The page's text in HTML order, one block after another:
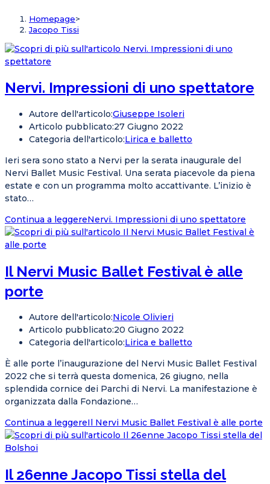
Homepage>
Jacopo Tissi
Nervi. Impressioni di uno spettatore
Autore dell'articolo:Giuseppe Isoleri
Articolo pubblicato:27 Giugno 2022
Categoria dell'articolo:Lirica e balletto
Ieri sera sono stato a Nervi per la serata inaugurale del
Nervi Ballet Music Festival. Una serata piacevole da piena
estate e con un programma molto accattivante. L’inizio è
stato…
Continua a leggereNervi. Impressioni di uno spettatore
Il Nervi Music Ballet Festival è alle
porte
Autore dell'articolo:Nicole Olivieri
Articolo pubblicato:20 Giugno 2022
Categoria dell'articolo:Lirica e balletto
È alle porte l’inaugurazione del Nervi Music Ballet Festival
2022 che si terrà questa domenica, 26 giugno, nella
splendida cornice dei Parchi di Nervi. La manifestazione è
organizzata dalla Fondazione…
Continua a leggereIl Nervi Music Ballet Festival è alle porte
Il 26enne Jacopo Tissi stella del